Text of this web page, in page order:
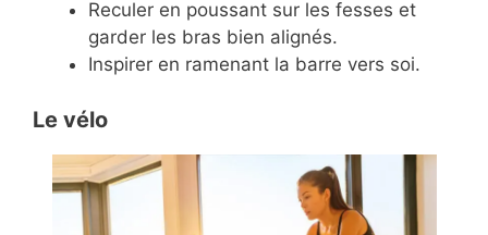
Reculer en poussant sur les fesses et
garder les bras bien alignés.
Inspirer en ramenant la barre vers soi.
Le vélo